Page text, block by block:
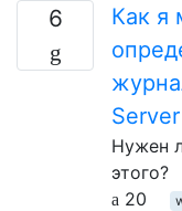
6
Как я
Нужен
этого?
20